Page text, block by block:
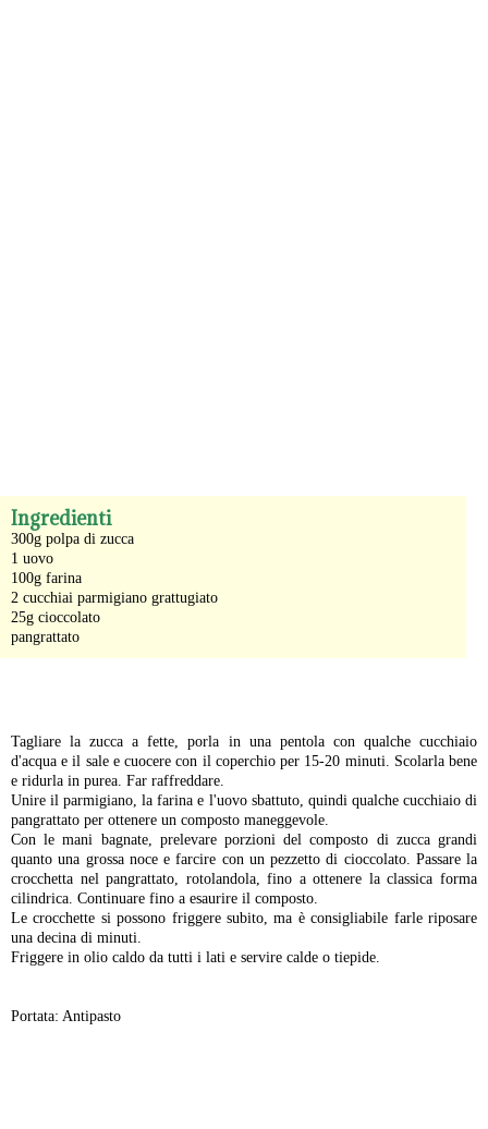
Ingredienti
300g polpa di zucca
1 uovo
100g farina
2 cucchiai parmigiano grattugiato
25g cioccolato
pangrattato
Tagliare la zucca a fette, porla in una pentola con qualche cucchiaio
d'acqua e il sale e cuocere con il coperchio per 15-20 minuti. Scolarla bene
e ridurla in purea. Far raffreddare.
Unire il parmigiano, la farina e l'uovo sbattuto, quindi qualche cucchiaio di
pangrattato per ottenere un composto maneggevole.
Con le mani bagnate, prelevare porzioni del composto di zucca grandi
quanto una grossa noce e farcire con un pezzetto di cioccolato. Passare la
crocchetta nel pangrattato, rotolandola, fino a ottenere la classica forma
cilindrica. Continuare fino a esaurire il composto.
Le crocchette si possono friggere subito, ma è consigliabile farle riposare
una decina di minuti.
Friggere in olio caldo da tutti i lati e servire calde o tiepide.
Portata: Antipasto